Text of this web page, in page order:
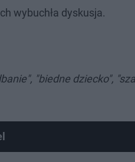
wybuchła dyskusja.
"biedne dziecko",